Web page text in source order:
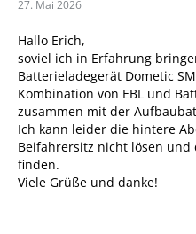
27. Mai 2026
Hallo Erich,
soviel ich in Erfahrung
Batterieladegerät Dometic
Kombination von EBL und
zusammen mit der
Ich kann leider die hintere
Beifahrersitz nicht lösen
finden.
Viele Grüße und danke!